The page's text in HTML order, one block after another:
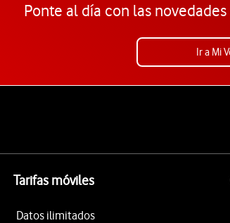
Ponte al día con las
Ir a Mi
Tarifas móviles
Datos ilimitados